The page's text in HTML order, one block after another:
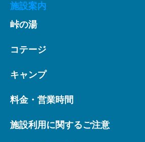
施設案内
峠の湯
コテージ
キャンプ
料金・営業時間
施設利用に関するご注意